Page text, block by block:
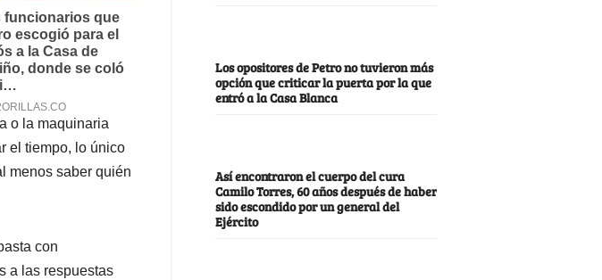
o la maquinaria
el tiempo, lo único
menos saber quién
con
a las respuestas
Los opositores de Petro no tuvieron más
opción que criticar la puerta por la que
entró a la Casa Blanca
Así encontraron el cuerpo del cura
Camilo Torres, 60 años después de haber
sido escondido por un general del
Ejército